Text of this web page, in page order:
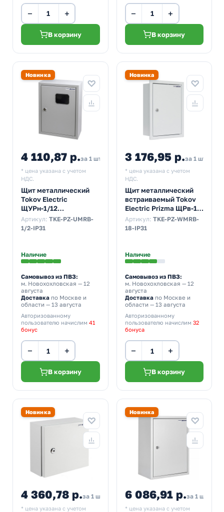
− +
В корзину
− +
В корзину
Новинка
4 110,87 р.за 1 шт
* цена указана с учетом
НДС.
Щит металлический
Tokov Electric
ЩУРн-1/12
400х300х140 на 1-ф
счетчик и 12м
Артикул: TKE-PZ-UMRB-
1/2-IP31
Наличие
Самовывоз из ПВЗ:
м. Новохохловская — 12
августа
Доставка по Москве и
области — 13 августа
Авторизованному
пользователю начислим 41
бонус
− +
В корзину
Новинка
3 176,95 р.за 1 шт
* цена указана с учетом
НДС.
Щит металлический
встраиваемый Tokov
Electric Prizma ЩРв-18
18м 390х285х120 с
Din-рейкой IP31 серый
Артикул: TKE-PZ-WMRB-
18-IP31
Наличие
Самовывоз из ПВЗ:
м. Новохохловская — 12
августа
Доставкапо Москве и
области — 13 августа
Авторизованному
пользователю начислим 32
бонуса
− +
В корзину
Новинка
4 360,78 р.за 1 шт
* цена указана с учетом
Новинка
6 086,91 р.за 1 шт
* цена указана с учетом